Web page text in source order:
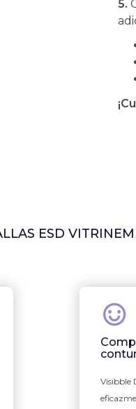
5.
ESD
Visibble